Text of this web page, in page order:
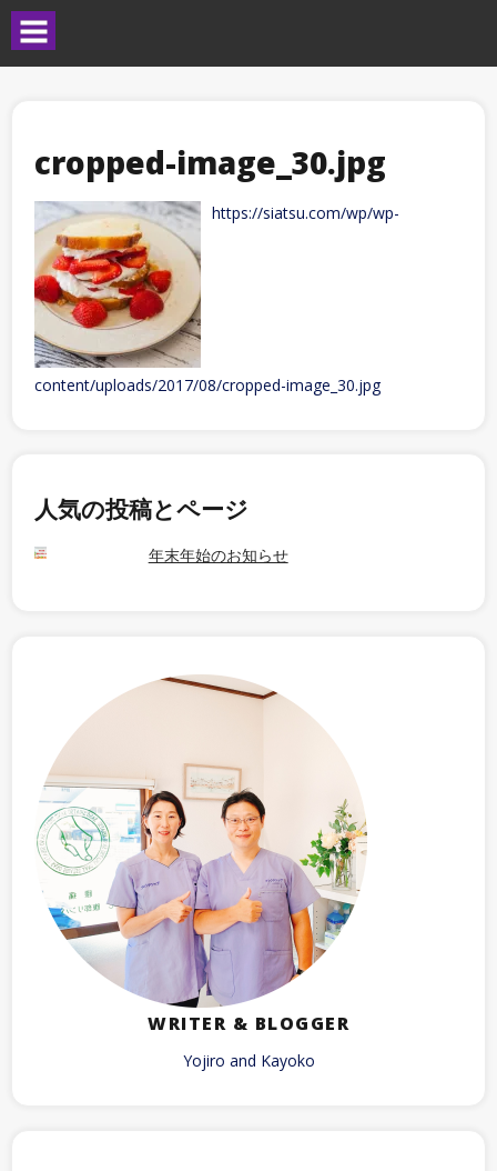
cropped-image_30.jpg
https://siatsu.com/wp/wp-
content/uploads/2017/08/cropped-image_30.jpg
人気の投稿とページ
年末年始のお知らせ
WRITER & BLOGGER
Yojiro and Kayoko